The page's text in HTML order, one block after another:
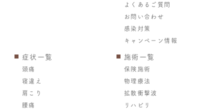
よくあるご質問
お問い合わせ
感染対策
キャンペーン情報
症状一覧
頭痛
寝違え
肩こり
腰痛
施術一覧
保険施術
物理療法
拡散衝撃波
リハビリ